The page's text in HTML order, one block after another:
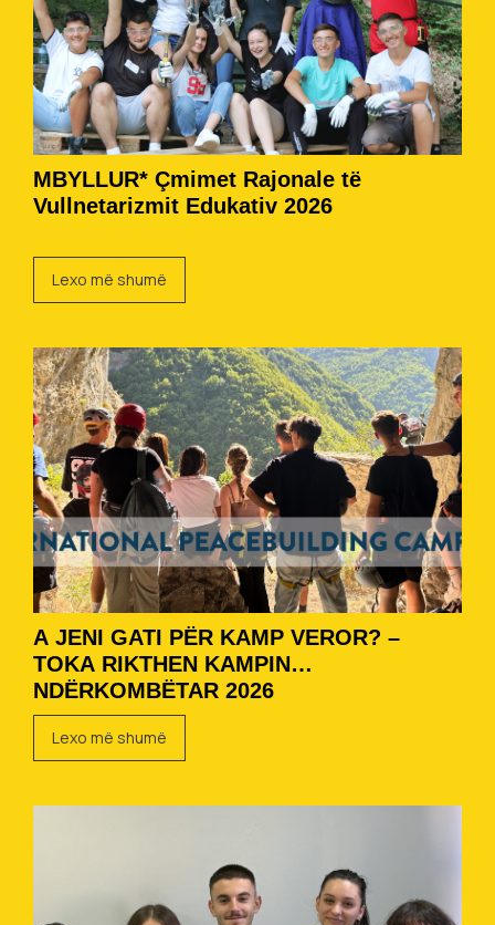
MBYLLUR* Çmimet Rajonale të
Vullnetarizmit Edukativ 2026
Lexo më shumë
A JENI GATI PËR KAMP VEROR? –
TOKA RIKTHEN KAMPIN
NDËRKOMBËTAR 2026
Lexo më shumë